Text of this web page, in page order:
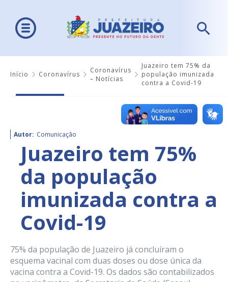
Início Coronavírus
Coronavírus
– Notícias
Juazeiro tem 75% da
população imunizada
contra a Covid-19
Autor: Comunicação
Juazeiro tem 75%
da população
imunizada contra a
Covid-19
75% da população de Juazeiro já concluíram o
esquema vacinal com duas doses ou dose única da
vacina contra a Covid-19. Os dados são contabilizados